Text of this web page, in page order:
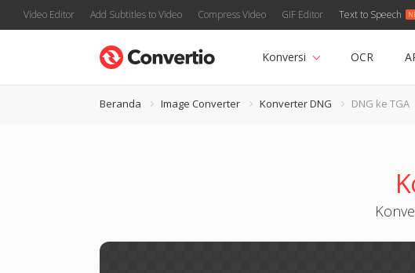
Video Editor Add Subtitles to Video Compress Video GIF Editor Text to Speech
Konversi OCR
Beranda Image Converter Konverter DNG DNG ke TGA